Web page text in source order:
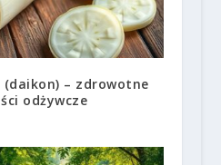
(daikon) – zdrowotne
odżywcze